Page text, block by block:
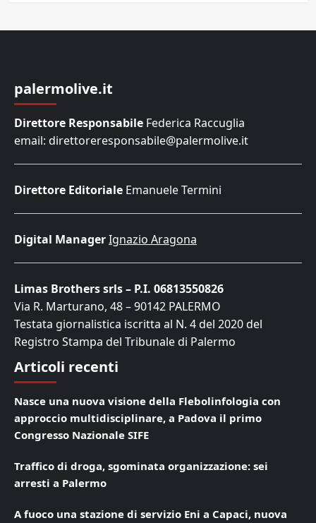
palermolive.it
Direttore Responsabile Federica Raccuglia
email: direttoreresponsabile@palermolive.it
Direttore Editoriale Emanuele Termini
Digital ManagerIgnazio Aragona
Limas Brothers srls – P.I. 06813550826
Via R. Marturano, 48 – 90142 PALERMO
Testata giornalistica iscritta al N. 4 del 2020 del
Registro Stampa del Tribunale di Palermo
Articoli recenti
Nasce una nuova visione della Flebolinfologia con
approccio multidisciplinare, a Padova il primo
Congresso Nazionale SIFE
Traffico di droga, sgominata organizzazione: sei
arresti a Palermo
A fuoco una stazione di servizio Eni a Capaci, nuova